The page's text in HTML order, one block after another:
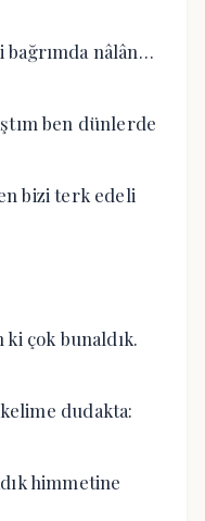
bağrımda nâlân…
ben dünlerde
bizi terk edeli
çok bunaldık.
dudakta:
himmetine